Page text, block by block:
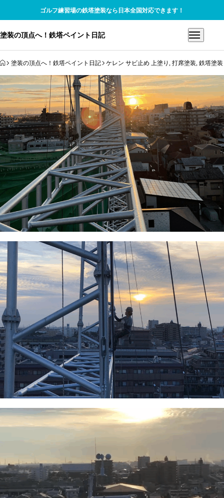
ゴルフ練習場の鉄塔塗装なら日本全国対応できます！
塗装の頂点へ！鉄塔ペイント日記
HOME
塗装の頂点へ！鉄塔ペイント日記 ケレン サビ止め 上塗り ,打席塗装 ,鉄塔塗装